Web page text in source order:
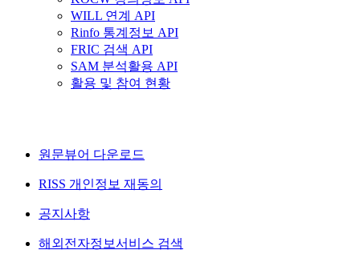
WILL 연계 API
Rinfo 통계정보 API
FRIC 검색 API
SAM 분석활용 API
활용 및 참여 현황
원문뷰어 다운로드
RISS 개인정보 재동의
공지사항
해외전자정보서비스 검색